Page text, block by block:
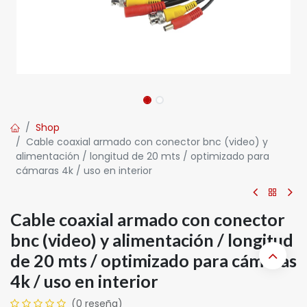
Shop
Cable coaxial armado con conector bnc (video) y
alimentación / longitud de 20 mts / optimizado para
cámaras 4k / uso en interior
Cable coaxial armado con conector
bnc (video) y alimentación / longitud
de 20 mts / optimizado para cámaras
4k / uso en interior
(0 reseña)